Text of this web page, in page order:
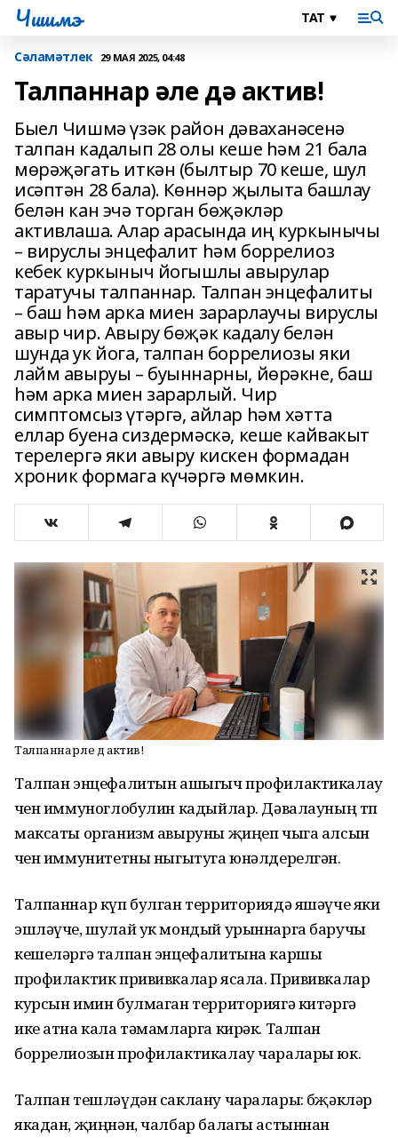
Чишмэ
Сәламәтлек 29 МАЯ 2025, 04:48
Талпаннар әле дә актив!
Быел Чишмә үзәк район дәваханәсенә
талпан кадалып 28 олы кеше һәм 21 бала
мөрәҗәгать иткән (былтыр 70 кеше, шул
исәптән 28 бала). Көннәр җылыта башлау
белән кан эчә торган бөҗәкләр
активлаша. Алар арасында иң куркынычы
– вируслы энцефалит һәм боррелиоз
кебек куркыныч йогышлы авырулар
таратучы талпаннар. Талпан энцефалиты
– баш һәм арка миен зарарлаучы вируслы
авыр чир. Авыру бөҗәк кадалу белән
шунда ук йога, талпан боррелиозы яки
лайм авыруы – буыннарны, йөрәкне, баш
һәм арка миен зарарлый. Чир
симптомсыз үтәргә, айлар һәм хәтта
еллар буена сиздермәскә, кеше кайвакыт
терелергә яки авыру кискен формадан
хроник формага күчәргә мөмкин.
Талпаннар әле дә актив!
Талпан энцефалитын ашыгыч профилактикалау
өчен иммуноглобулин кадыйлар. Дәвалауның төп
максаты организм авыруны җиңеп чыга алсын
өчен иммунитетны ныгытуга юнәлдерелгән.
Талпаннар күп булган территориядә яшәүче яки
эшләүче, шулай ук мондый урыннарга баручы
кешеләргә талпан энцефалитына каршы
профилактик прививкалар ясала. Прививкалар
курсын имин булмаган территориягә китәргә
ике атна кала тәмамларга кирәк. Талпан
боррелиозын профилактикалау чаралары юк.
Талпан тешләүдән саклану чаралары: бөҗәкләр
якадан, җиңнән, чалбар балагы астыннан